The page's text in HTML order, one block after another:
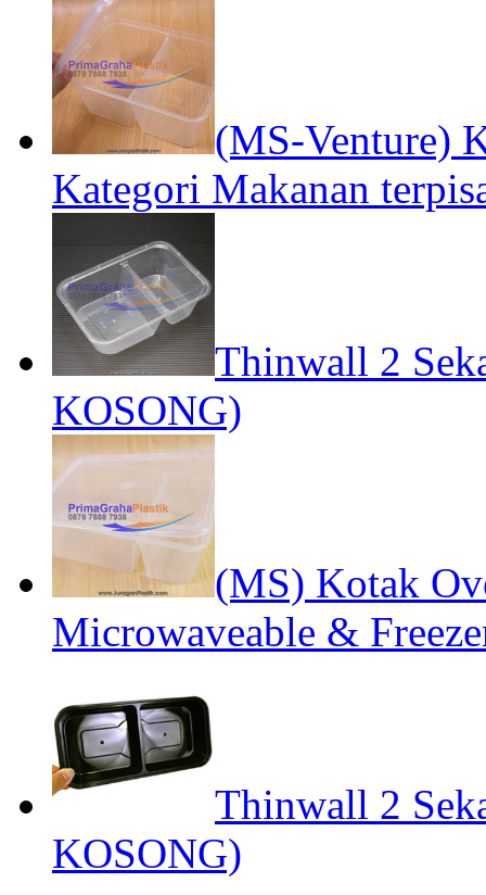
(MS-Venture)
Kategori Makanan
Thinwall 2
KOSONG)
(MS) Kotak
Microwaveable &
Thinwall 2
KOSONG)